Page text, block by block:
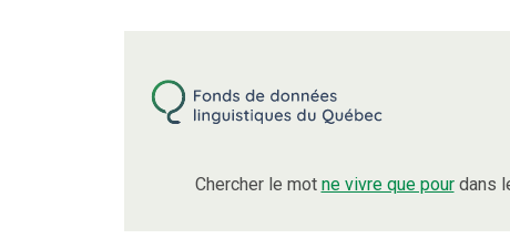
Chercher le mot ne vivre que pourdans